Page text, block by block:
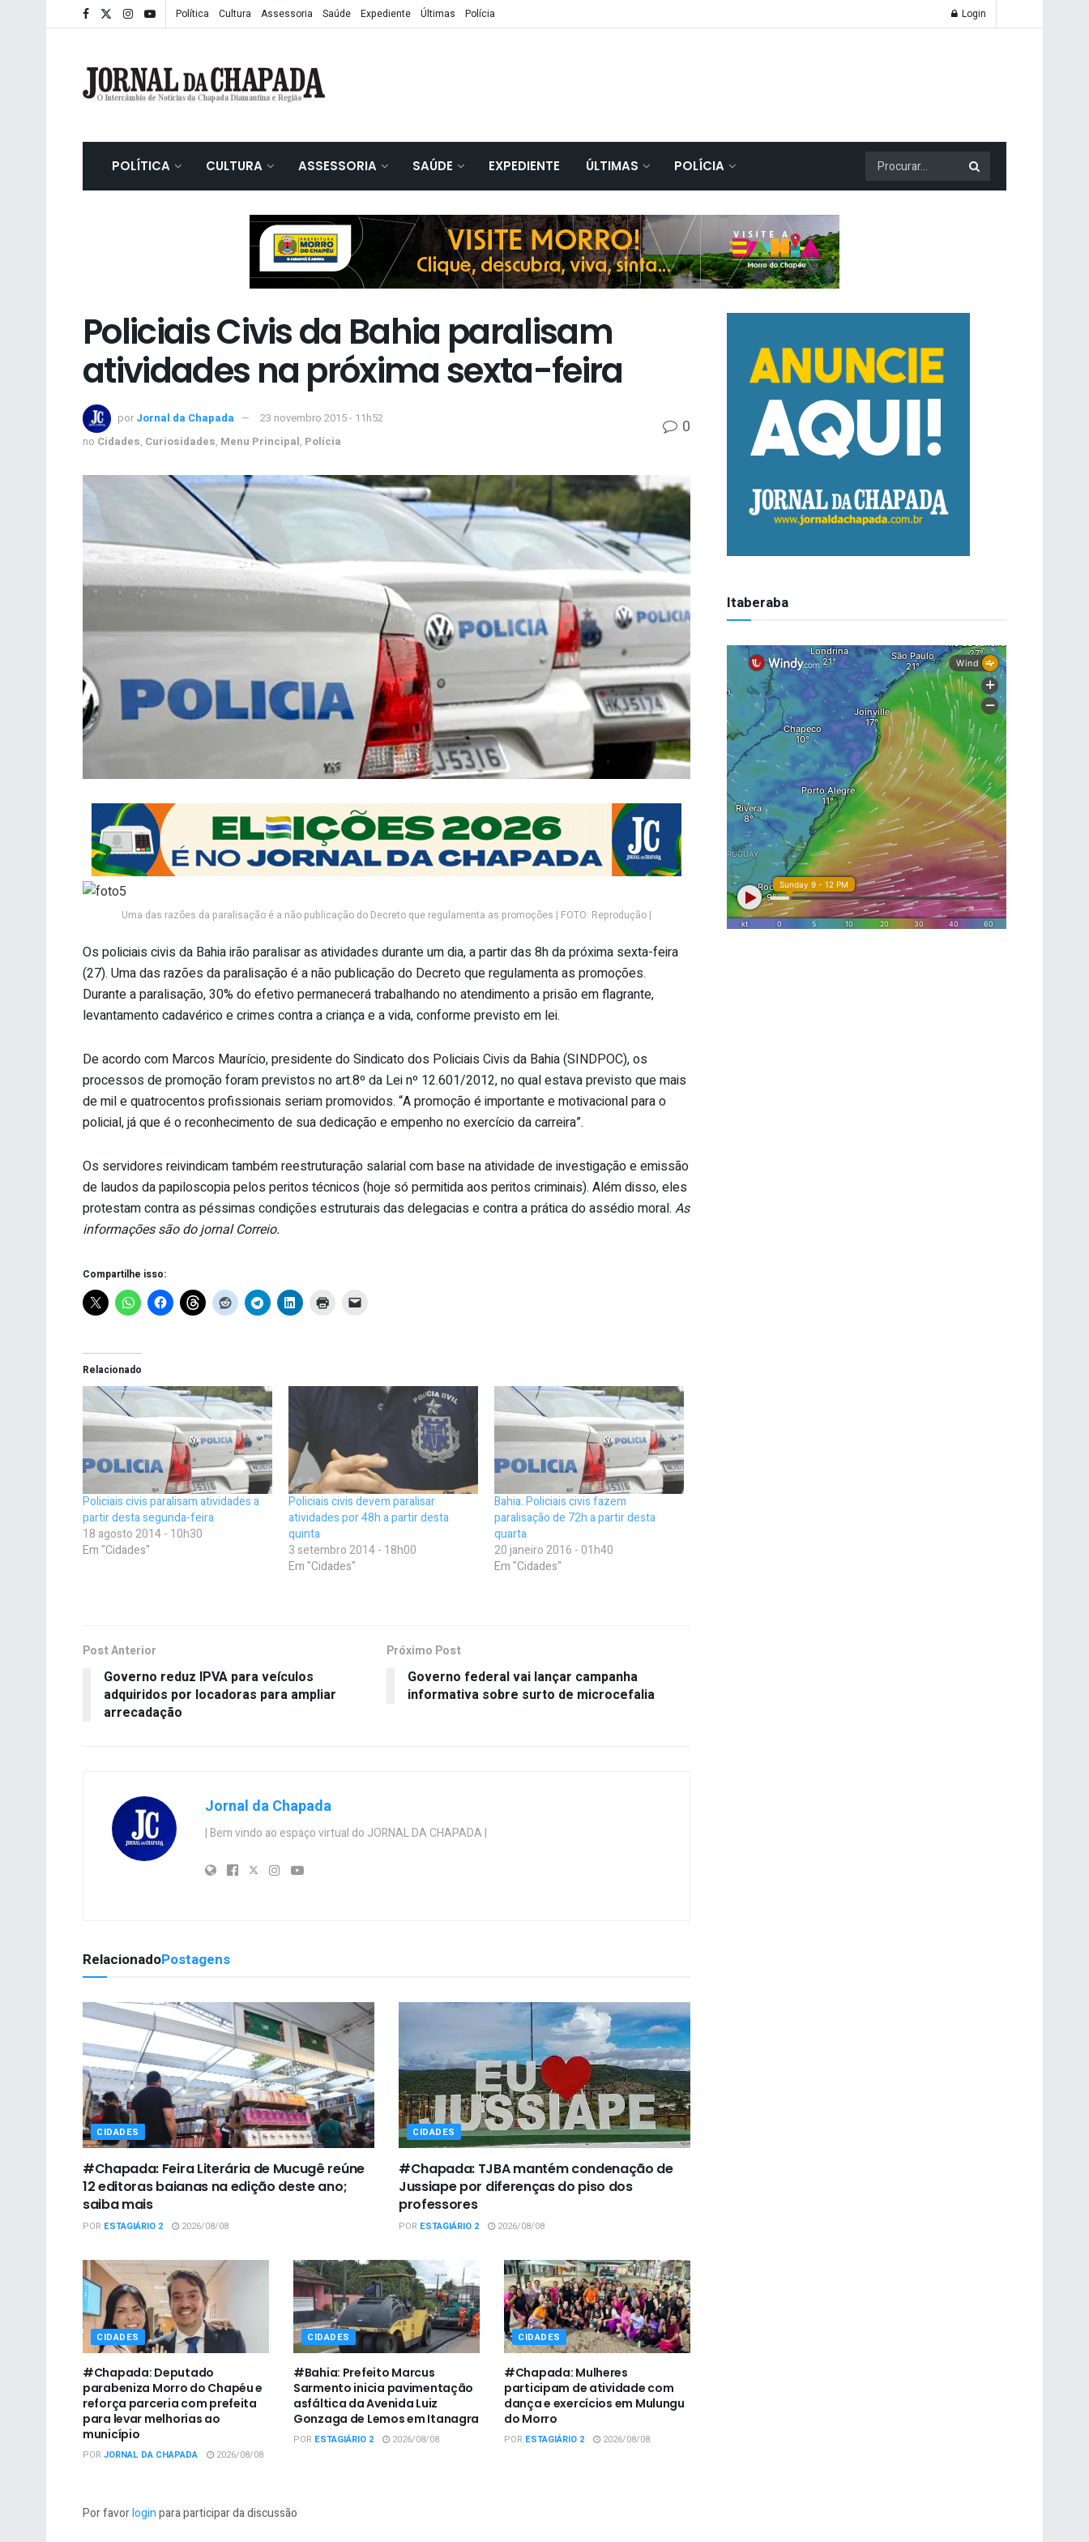
Política Cultura Assessoria Saúde Expediente Últimas Polícia Login
POLÍTICA CULTURA ASSESSORIA SAÚDE EXPEDIENTE ÚLTIMAS POLÍCIA
Policiais Civis da Bahia paralisam
atividades na próxima sexta-feira
por Jornal da Chapada
23 novembro 2015 - 11h52
no Cidades, Curiosidades, Menu Principal, Polícia
0
Uma das razões da paralisação é a não publicação do Decreto que regulamenta as promoções | FOTO: Reprodução |
Os policiais civis da Bahia irão paralisar as atividades durante um dia, a partir das 8h da próxima sexta-feira
(27). Uma das razões da paralisação é a não publicação do Decreto que regulamenta as promoções.
Durante a paralisação, 30% do efetivo permanecerá trabalhando no atendimento a prisão em flagrante,
levantamento cadavérico e crimes contra a criança e a vida, conforme previsto em lei.
De acordo com Marcos Maurício, presidente do Sindicato dos Policiais Civis da Bahia (SINDPOC), os
processos de promoção foram previstos no art.8º da Lei nº 12.601/2012, no qual estava previsto que mais
de mil e quatrocentos profissionais seriam promovidos. “A promoção é importante e motivacional para o
policial, já que é o reconhecimento de sua dedicação e empenho no exercício da carreira”.
Os servidores reivindicam também reestruturação salarial com base na atividade de investigação e emissão
de laudos da papiloscopia pelos peritos técnicos (hoje só permitida aos peritos criminais). Além disso, eles
protestam contra as péssimas condições estruturais das delegacias e contra a prática do assédio moral. As
informações são do jornal Correio.
Compartilhe isso:
Relacionado
Policiais civis paralisam atividades a
partir desta segunda-feira
18 agosto 2014 - 10h30
Em "Cidades"
Policiais civis devem paralisar
atividades por 48h a partir desta
quinta
3 setembro 2014 - 18h00
Em "Cidades"
Bahia: Policiais civis fazem
paralisação de 72h a partir desta
quarta
20 janeiro 2016 - 01h40
Em "Cidades"
Post Anterior
Governo reduz IPVA para veículos
adquiridos por locadoras para ampliar
arrecadação
Próximo Post
Governo federal vai lançar campanha
informativa sobre surto de microcefalia
Jornal da Chapada
| Bem vindo ao espaço virtual do JORNAL DA CHAPADA |
RelacionadoPostagens
CIDADES
#Chapada: Feira Literária de Mucugê reúne
12 editoras baianas na edição deste ano;
saiba mais
POR ESTAGIÁRIO 2 2026/08/08
CIDADES
#Chapada: TJBA mantém condenação de
Jussiape por diferenças do piso dos
professores
POR ESTAGIÁRIO 2 2026/08/08
CIDADES
#Chapada: Deputado
parabeniza Morro do Chapéu e
reforça parceria com prefeita
para levar melhorias ao
município
POR JORNAL DA CHAPADA 2026/08/08
CIDADES
#Bahia: Prefeito Marcus
Sarmento inicia pavimentação
asfáltica da Avenida Luiz
Gonzaga de Lemos em Itanagra
POR ESTAGIÁRIO 2 2026/08/08
CIDADES
#Chapada: Mulheres
participam de atividade com
dança e exercícios em Mulungu
do Morro
POR ESTAGIÁRIO 2 2026/08/08
Por favorloginpara participar da discussão
Itaberaba